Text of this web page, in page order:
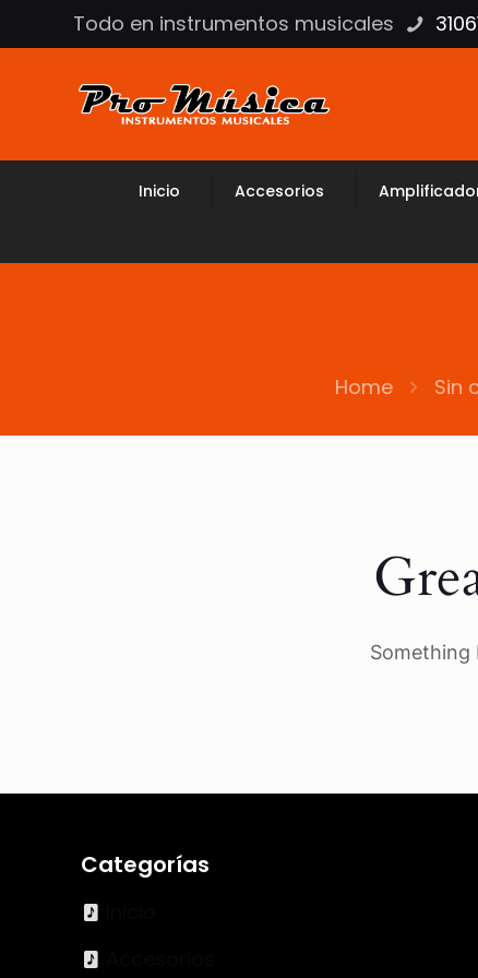
Todo en instrumentos musicales
Inicio Accesorios
Home Sin
Something
Categorías